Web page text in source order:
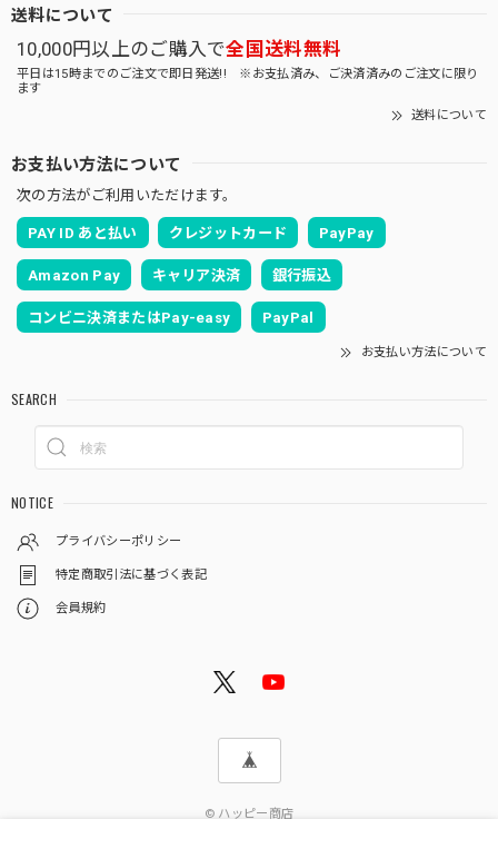
送料について
10,000円以上のご購入で全国送料無料
平日は15時までのご注文で即日発送!! ※お支払済み、ご決済済みのご注文に限り
ます
送料について
お支払い方法について
次の方法がご利用いただけます。
PAY ID あと払い クレジットカード PayPay
Amazon Pay キャリア決済 銀行振込
コンビニ決済またはPay-easy PayPal
お支払い方法について
SEARCH
NOTICE
プライバシーポリシー
特定商取引法に基づく表記
会員規約
© ハッピー商店